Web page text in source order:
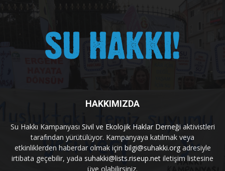
HAKKIMIZDA
Su Hakkı Kampanyası Sivil ve Ekolojik Haklar Derneği aktivistleri
tarafından yürütülüyor. Kampanyaya katılmak veya
etkinliklerden haberdar olmak için bilgi@suhakki.orgadresiyle
irtibata geçebilir, yada suhakki@lists.riseup.net iletişim listesine
üye olabilirsiniz.